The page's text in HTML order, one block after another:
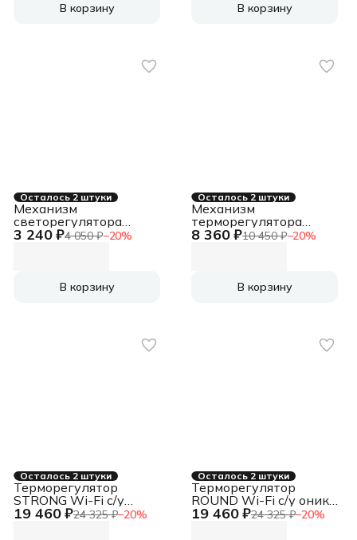
В корзину В корзину
Осталось 2 штуки
3 240 ₽4 050 ₽−20%
Механизм
светорегулятора
Эпика, белый
В корзину
Осталось 2 штуки
8 360 ₽10 450 ₽−20%
Механизм
терморегулятора
Эпика черный EKF
В корзину
Осталось 2 штуки
19 460 ₽24 325 ₽−20%
Терморегулятор
STRONG Wi-Fi с/у
графит KRANZ KR-78-
Осталось 2 штуки
19 460 ₽24 325 ₽−20%
Терморегулятор
ROUND Wi-Fi с/у оникс
KRANZ KR-78-0728-3